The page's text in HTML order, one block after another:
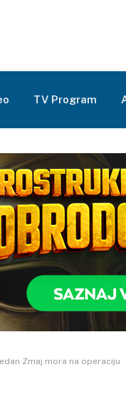
TV Program
Zmaj mora na operaciju